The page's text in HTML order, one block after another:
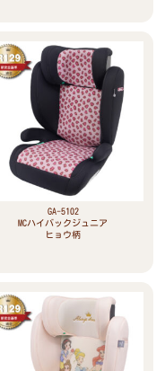
GA-5102
MCハイバックジュニア
ヒョウ柄